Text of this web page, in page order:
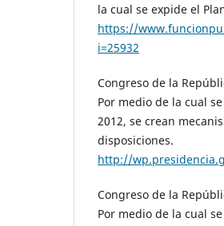
la cual se expide el
https://
i=25932
Congreso de la
Por medio de la cual
2012, se crean
disposiciones.
http://
Congreso de la
Por medio de la cual